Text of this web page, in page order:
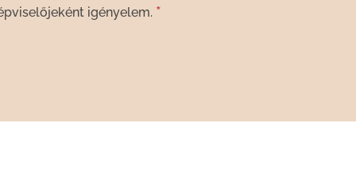
igényelem. *